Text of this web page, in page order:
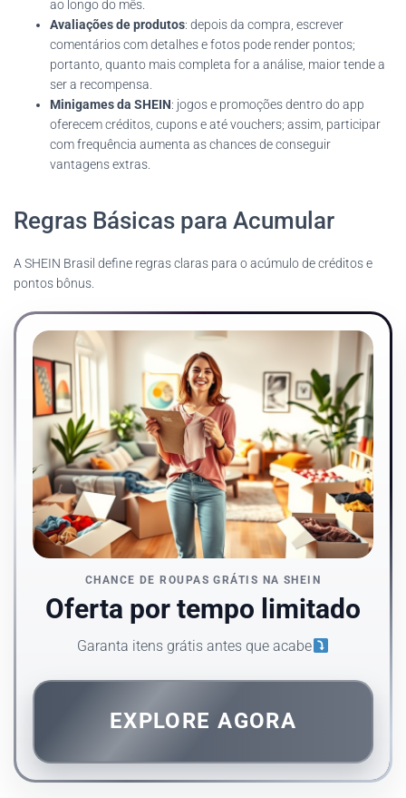
ao longo do mês.
Avaliações de produtos: depois da compra, escrever
comentários com detalhes e fotos pode render pontos;
portanto, quanto mais completa for a análise, maior tende a
ser a recompensa.
Minigames da SHEIN: jogos e promoções dentro do app
oferecem créditos, cupons e até vouchers; assim, participar
com frequência aumenta as chances de conseguir
vantagens extras.
Regras Básicas para Acumular
A SHEIN Brasil define regras claras para o acúmulo de créditos e
pontos bônus.
CHANCE DE ROUPAS GRÁTIS NA SHEIN
Oferta por tempo limitado
Garanta itens grátis antes que acabe
EXPLORE AGORA